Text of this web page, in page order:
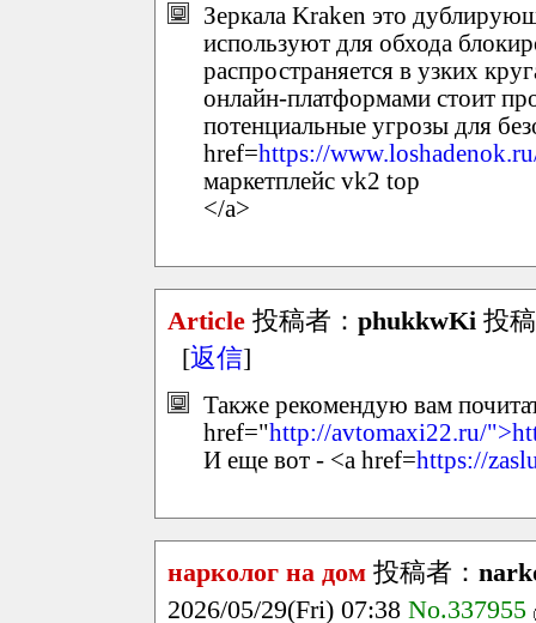
Зеркала Kraken это
используют для обхода
распространяется в узких
онлайн-платформами стоит
потенциальные угрозы для
href=https://
маркетплейс vk2 top
</a>
Article 投稿者： phukkwKi 投
[返信]
Также рекомендую вам
href="http://avtomaxi22.ru/
И еще вот - <a href=https://
нарколог на дом 投稿者：
2026/05/29(Fri) 07:38 No.337955